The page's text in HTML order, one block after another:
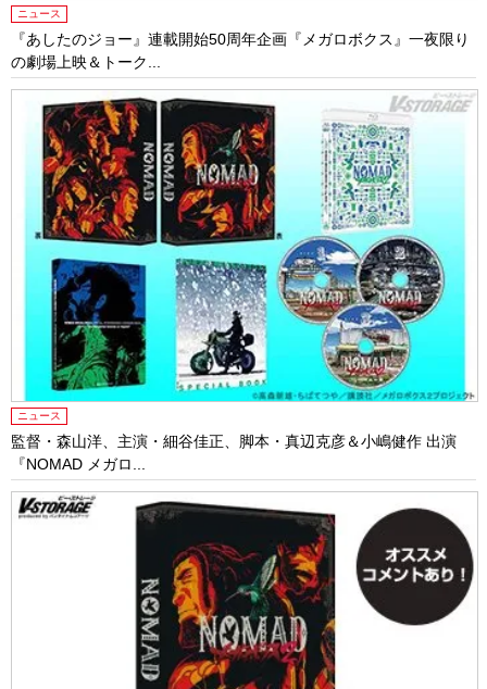
ニュース
『あしたのジョー』連載開始50周年企画『メガロボクス』一夜限り
の劇場上映＆トーク...
ニュース
監督・森山洋、主演・細谷佳正、脚本・真辺克彦＆小嶋健作 出演
『NOMAD メガロ...